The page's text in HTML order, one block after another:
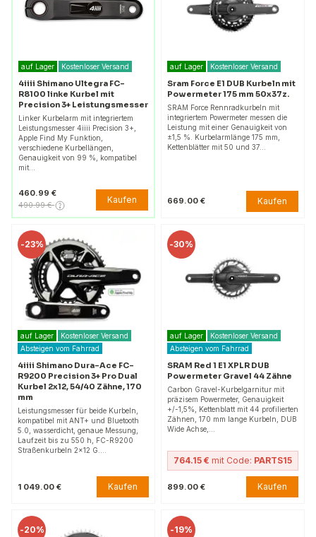
auf Lager Kostenloser Versand
4iiii Shimano Ultegra FC-
R8100 linke Kurbel mit
Precision 3+ Leistungsmesser
Linker Kurbelarm mit integriertem
Leistungsmesser 4iiii Precision 3+,
Apple Find My Funktion,
verschiedene Kurbellängen,
Genauigkeit von 99 %, kompatibel
mit…
460.99 €
490.99 € Kaufen
auf Lager Kostenloser Versand
Sram Force E1 DUB Kurbeln mit
Powermeter 175 mm 50x37z.
SRAM Force Rennradkurbeln mit
integriertem Powermeter messen die
Leistung mit einer Genauigkeit von
±1,5 %. Kurbelarmlänge 175 mm,
Kettenblätter mit 50 und 37…
669.00 € Kaufen
-23%
auf Lager
Kostenloser Versand
Absteigen vom Fahrrad
4iiii Shimano Dura-Ace FC-
R9200 Precision 3+ Pro Dual
Kurbel 2x12, 54/40 Zähne, 170
mm
Leistungsmesser für beide Kurbeln,
kompatibel mit ANT+ und Bluetooth
5.0, wasserdicht, genaue Messung,
Laufzeit bis zu 550 h, FC-R9200
Straßenkurbeln 2x12 G.…
1 049.00 € Kaufen
-30%
auf Lager
Kostenloser Versand
Absteigen vom Fahrrad
SRAM Red 1 E1 XPLR DUB
Powermeter Gravel 44 Zähne
Carbon Gravel-Kurbelgarnitur mit
präzisem Powermeter, Genauigkeit
+/-1,5%, Kettenblatt mit 44 profilierten
Zähnen, 170 mm lange Kurbeln, DUB
Wide Achse,…
764.15 € mit Code: PARTS15
899.00 € Kaufen
-20% -19%